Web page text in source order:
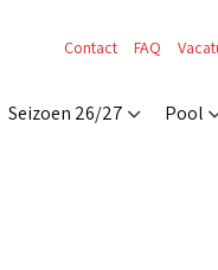
Contact FAQ
Seizoen 26/27 Pool